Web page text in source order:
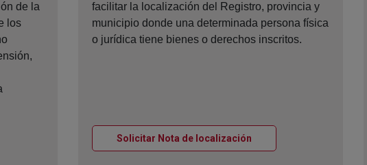
de la
los
facilitar la localización del Registro, provincia y
municipio donde una determinada persona física
o jurídica tiene bienes o derechos inscritos.
Solicitar Nota de localizaciónVentana nueva